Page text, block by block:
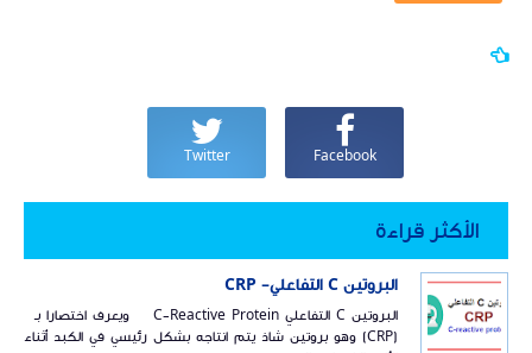
Facebook
Twitter
الأكثر قراءة
البروتين C التفاعلي- CRP
البروتين C التفاعلي C-Reactive Protein ويعرف اختصارا بـ
(CRP) وهو بروتين شاذ يتم انتاجه بشكل رئيسي في الكبد أثناء